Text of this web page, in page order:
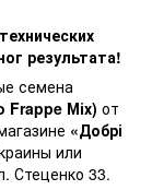
результата!
семена
Frappe Міх) от
«Добрі
или
Стеценко 33.